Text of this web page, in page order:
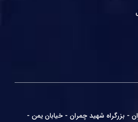
- بزرگراه شهید چمران - خیابان یمن -